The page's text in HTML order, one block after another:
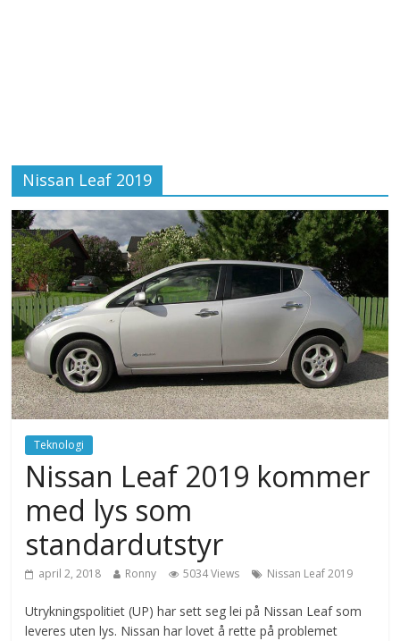
Nissan Leaf 2019
Teknologi
Nissan Leaf 2019 kommer
med lys som
standardutstyr
april 2, 2018 Ronny 5034 Views Nissan Leaf 2019
Utrykningspolitiet (UP) har sett seg lei på Nissan Leaf som
leveres uten lys. Nissan har lovet å rette på problemet